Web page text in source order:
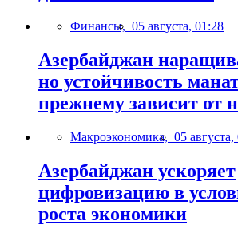
Финансы, 05 августа, 01:28
Азербайджан
но устойчивость
прежнему зависит от
Макроэкономика, 05
Азербайджан ускоряет
цифровизацию в
роста экономики